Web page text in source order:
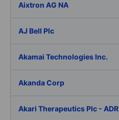
Aixtron AG NA
AJ Bell Plc
Akamai Technologies Inc.
Akanda Corp
Akari Therapeutics Plc - ADR